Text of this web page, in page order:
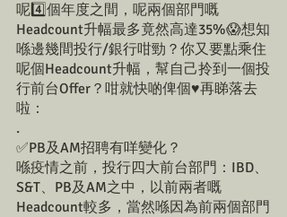
呢4️⃣個年度之間，呢兩個部門嘅
Headcount升幅最多竟然高達35%😱想知
喺邊幾間投行/銀行咁勁？你又要點乘住
呢個Headcount升幅，幫自己拎到一個投
行前台Offer？咁就快啲俾個♥️再睇落去
啦：
.
✅PB及AM招聘有咩變化？
喺疫情之前，投行四大前台部門：IBD、
S&T、PB及AM之中，以前兩者嘅
Headcount較多，當然喺因為前兩個部門